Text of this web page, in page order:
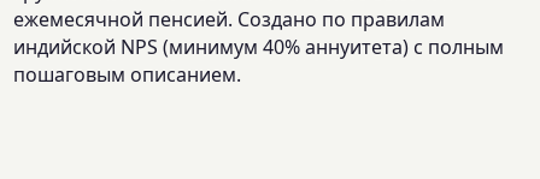
ежемесячной пенсией. Создано по правилам
индийской NPS (минимум 40% аннуитета) с полным
пошаговым описанием.